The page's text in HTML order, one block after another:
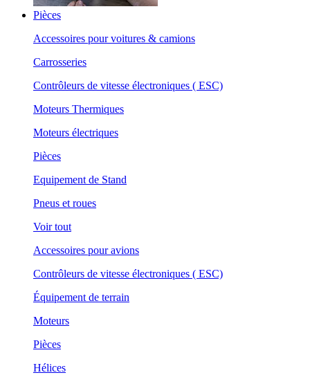
Pièces
Accessoires pour voitures & camions
Carrosseries
Contrôleurs de vitesse électroniques ( ESC)
Moteurs Thermiques
Moteurs électriques
Pièces
Equipement de Stand
Pneus et roues
Voir tout
Accessoires pour avions
Contrôleurs de vitesse électroniques ( ESC)
Équipement de terrain
Moteurs
Pièces
Hélices